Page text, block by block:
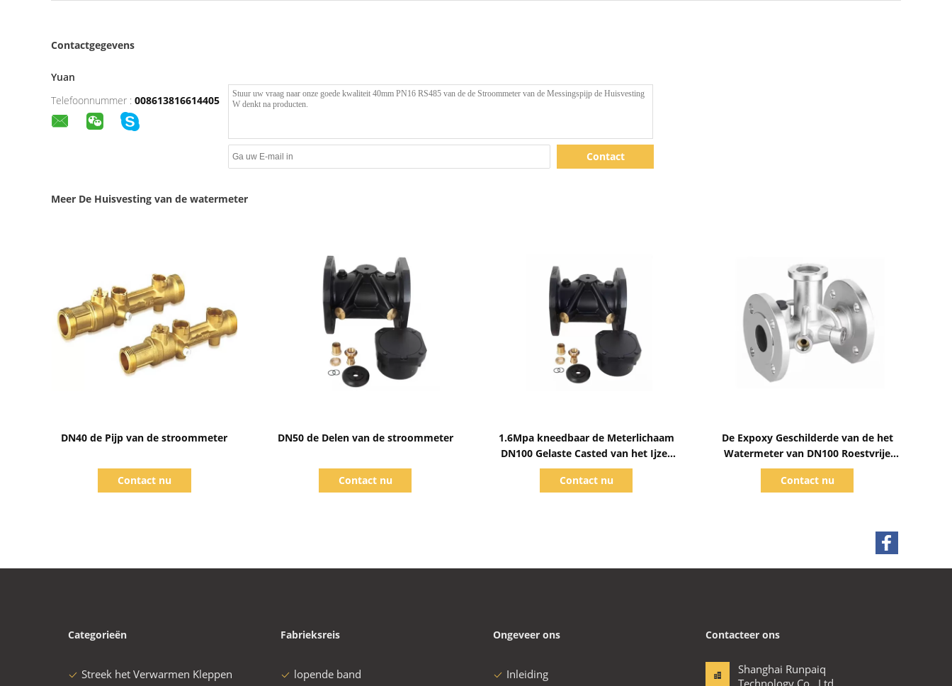
Contactgegevens
Yuan
Telefoonnummer : 008613816614405
Contact
Meer De Huisvesting van de watermeter
DN40 de Pijp van de stroommeter
Contact nu
DN50 de Delen van de stroommeter
Contact nu
1.6Mpa kneedbaar de Meterlichaam
DN100 Gelaste Casted van het Ijzer
Ultrasoon Water
Contact nu
De Expoxy Geschilderde van de het
Watermeter van DN100 Roestvrije
Dubbele Huisvesting PN16 - kanaal
Contact nu
Categorieën
Streek het Verwarmen Kleppen
Fabrieksreis
lopende band
Ongeveer ons
Inleiding
Contacteer ons
Shanghai Runpaiq
Technology Co., Ltd.